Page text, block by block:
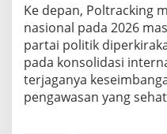
Ke depan, Poltracking
nasional pada 2026
partai politik
pada konsolidasi
terjaganya
pengawasan yang